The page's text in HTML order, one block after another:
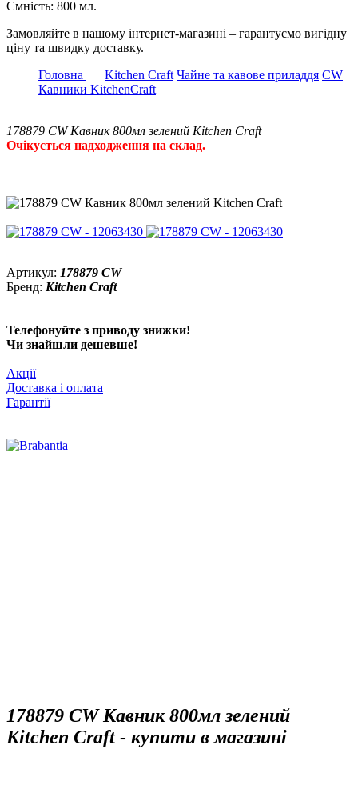
Ємність: 800 мл.
Замовляйте в нашому інтернет-магазині – гарантуємо вигідну
ціну та швидку доставку.
Головна
Kitchen Craft Чайне та кавове приладдя CW
Кавники KitchenCraft
178879 CW Кавник 800мл зелений Kitchen Craft
Очікується надходження на склад.
Артикул: 178879 CW
Бренд: Kitchen Craft
Телефонуйте з приводу знижки!
Чи знайшли дешевше!
Акції
Доставка і оплата
Гарантії
178879 CW Кавник 800мл зелений
Kitchen Craft - купити в магазині